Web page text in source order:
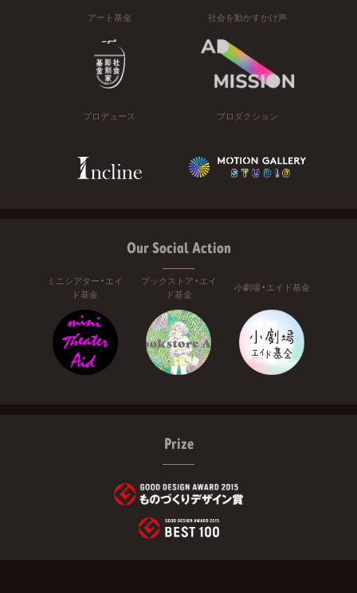
アート基金 社会を動かすかけ声
プロデュース プロダクション
Our Social Action
ミニシアター・エイ
ド基金
ブックストア・エイ
ド基金
小劇場・エイド基金
Prize